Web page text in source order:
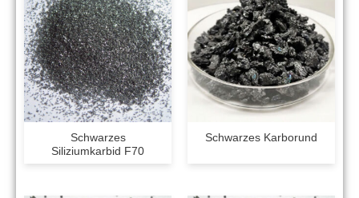
Schwarzes
Siliziumkarbid F70
Schwarzes Karborund